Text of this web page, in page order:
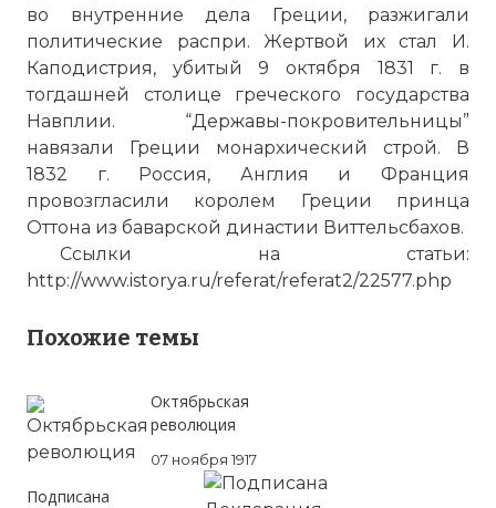
во внутренние дела Греции, разжигали
политические распри. Жертвой их стал И.
Каподистрия, убитый 9 октября 1831 г. в
тогдашней столице греческого государства
Навплии. “Державы-покровительницы”
навязали Греции монархический строй. В
1832 г. Россия, Англия и Франция
провозгласили королем Греции принца
Оттона из баварской династии Виттельсбахов.
Ссылки на статьи:
http://www.istorya.ru/referat/referat2/22577.php
Похожие темы
Октябрьская
революция
07 ноября 1917
Подписана